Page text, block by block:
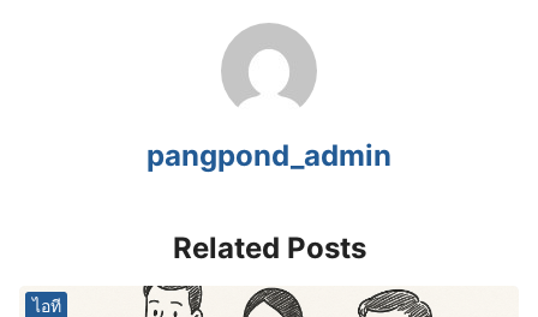
pangpond_admin
Related Posts
ไอที